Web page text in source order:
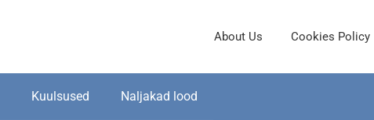
About Us Cookies Policy
Kuulsused Naljakad lood